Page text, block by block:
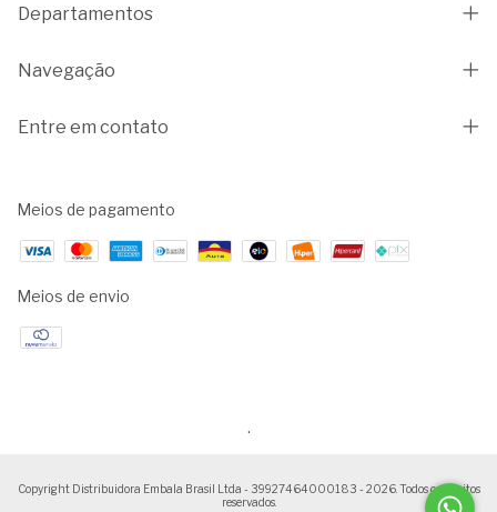
Departamentos
Navegação
Entre em contato
Meios de pagamento
Meios de envio
.
Copyright Distribuidora Embala Brasil Ltda - 39927464000183 - 2026. Todos os direitos
reservados.